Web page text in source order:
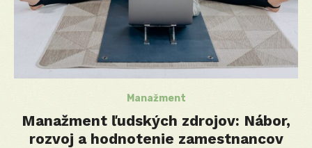
Manažment
Manažment ľudských zdrojov: Nábor,
rozvoj a hodnotenie zamestnancov